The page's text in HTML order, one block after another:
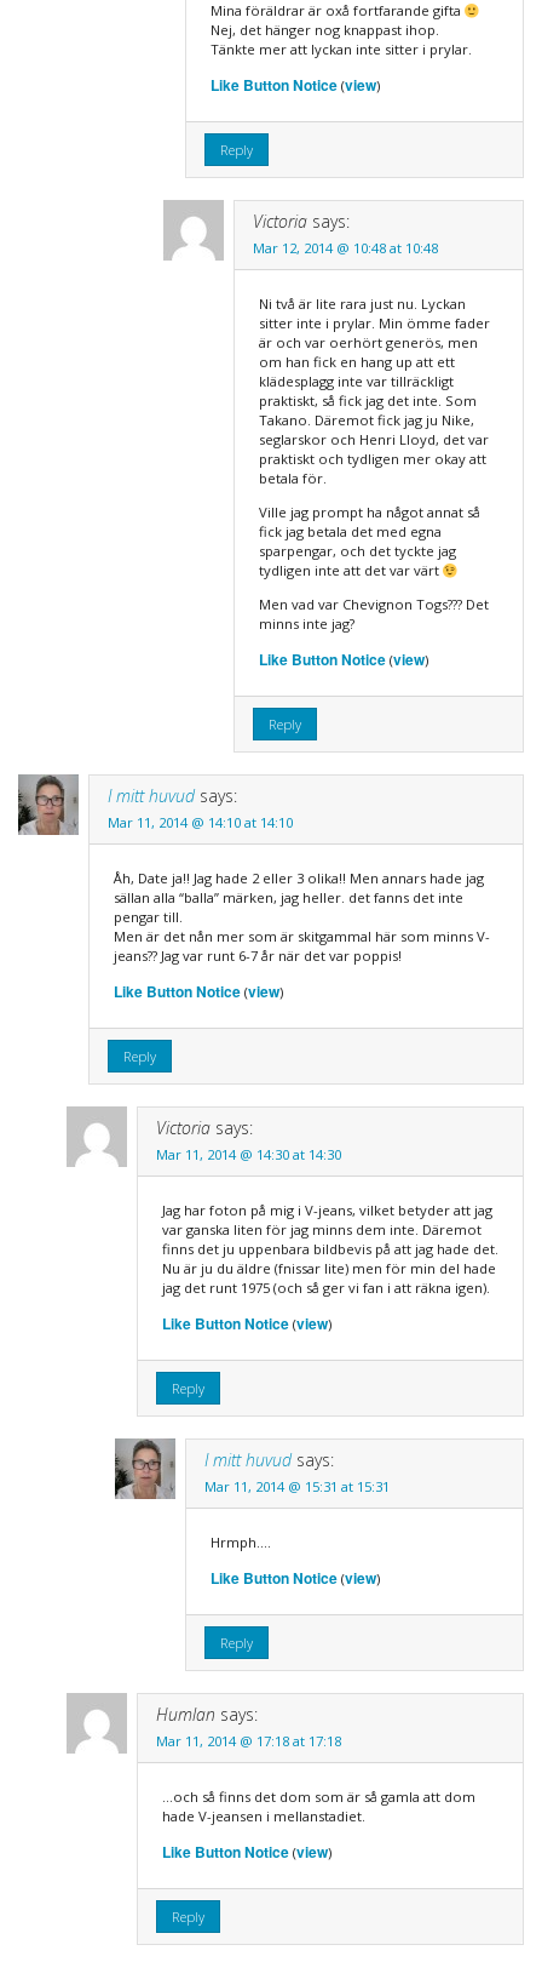
Mina föräldrar är oxå fortfarande gifta
Nej, det hänger nog knappast ihop.
Tänkte mer att lyckan inte sitter i prylar.
Like Button Notice(view)
Reply
Victoria says:
Mar 12, 2014 @ 10:48 at 10:48
Ni två är lite rara just nu. Lyckan
sitter inte i prylar. Min ömme fader
är och var oerhört generös, men
om han fick en hang up att ett
klädesplagg inte var tillräckligt
praktiskt, så fick jag det inte. Som
Takano. Däremot fick jag ju Nike,
seglarskor och Henri Lloyd, det var
praktiskt och tydligen mer okay att
betala för.
Ville jag prompt ha något annat så
fick jag betala det med egna
sparpengar, och det tyckte jag
tydligen inte att det var värt
Men vad var Chevignon Togs??? Det
minns inte jag?
Like Button Notice(view)
Reply
I mitt huvud says:
Mar 11, 2014 @ 14:10 at 14:10
Åh, Date ja!! Jag hade 2 eller 3 olika!! Men annars hade jag
sällan alla “balla” märken, jag heller. det fanns det inte
pengar till.
Men är det nån mer som är skitgammal här som minns V-
jeans?? Jag var runt 6-7 år när det var poppis!
Like Button Notice(view)
Reply
Victoria says:
Mar 11, 2014 @ 14:30 at 14:30
Jag har foton på mig i V-jeans, vilket betyder att jag
var ganska liten för jag minns dem inte. Däremot
finns det ju uppenbara bildbevis på att jag hade det.
Nu är ju du äldre (fnissar lite) men för min del hade
jag det runt 1975 (och så ger vi fan i att räkna igen).
Like Button Notice(view)
Reply
I mitt huvud says:
Mar 11, 2014 @ 15:31 at 15:31
Hrmph….
Like Button Notice(view)
Reply
Humlan says:
Mar 11, 2014 @ 17:18 at 17:18
…och så finns det dom som är så gamla att dom
hade V-jeansen i mellanstadiet.
Like Button Notice(view)
Reply